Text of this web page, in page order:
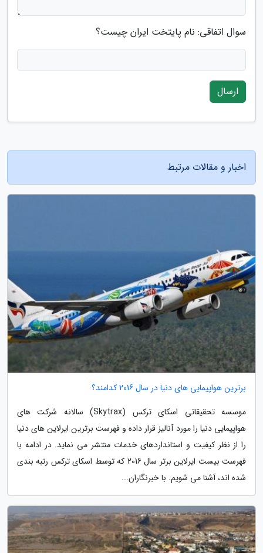
سوال اتفاقی: نام پایتخت ایران چیست؟
ارسال
اخبار و مقالات مرتبط
برترین هواپیمایی های دنیا در سال 2016 کدامند؟
موسسه تحقیقاتی اسکای ترکس (Skytrax) سالانه شرکت های
هواپیمایی دنیا را مورد آنالیز قرار داده و فهرست برترین ایرلاین های دنیا
را از نظر کیفیت و استانداردهای خدمات منتشر می نماید. در ادامه با
فهرست بیست ایرلاین برتر سال 2016 که توسط اسکای ترکس رتبه بندی
شده اند، آشنا می شویم. با خبرنگاران...